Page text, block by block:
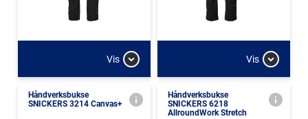
Vis Vis
Håndverksbukse
SNICKERS 3214 Canvas+
Håndverksbukse
SNICKERS 6218
AllroundWork Stretch